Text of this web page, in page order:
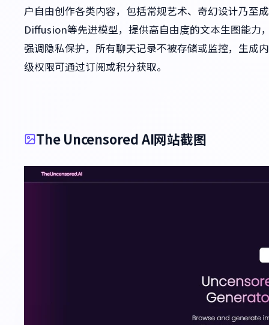
户自由创作各类内容，包括常规艺术、奇幻设计乃至
Diffusion等先进模型，提供高自由度的文本生图能力
强调隐私保护，所有聊天记录不被存储或监控，生成
级权限可通过订阅或积分获取。
The Uncensored AI网站截图